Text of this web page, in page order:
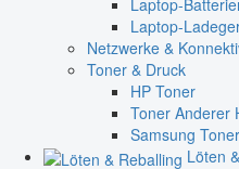
Laptop-
Laptop-
Netzwerke &
Toner & Druck
HP Toner
Toner Anderer
Samsung Toner
Löten